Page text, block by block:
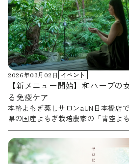
2026年03月02日 イベント
【新メニュー開始】和ハーブの
る免疫ケア
本格よもぎ蒸しサロンaUN日本橋店
県の国産よもぎ栽培農家の「青空よ
文氏との提携により実現した、希少
使用した新メニューの提供を開始い
は、インフルエンザ等の感染症予防
な「クロモジ」を、伝統的なよもぎ